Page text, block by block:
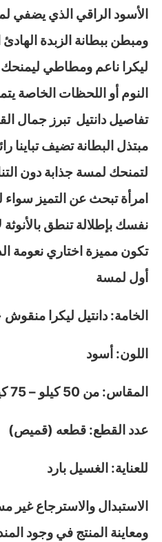
الأسود الراقي الذي يضفي
ومبطن ببطانة الزبدة
ليكرا ناعم ومطاطي ليمنحك
النوم أو اللحظات الخاصة
تفاصيل دانتيل تبرز جمال
مبتذل البطانة تضيف تباينا
لتمنحك لمسة جذابة دون
امرأة تبحث عن التميز سواء
نفسك بإطلالة تنطق
تكون مميزة اختاري نعومة
أول لمسة
الخامة: دانتيل ليكرا منقوش
اللون: أسود
المقاس: من 50 كيلو – 75 كيلو
عدد القطع: قطعه (قميص)
للعناية: الغسيل بارد
الاستبدال والاسترجاع غير
ومعاينة المنتج في وجود